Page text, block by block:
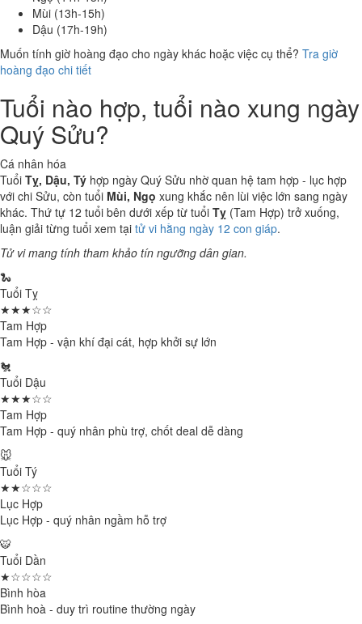
Mùi (13h-15h)
Dậu (17h-19h)
Muốn tính giờ hoàng đạo cho ngày khác hoặc việc cụ thể? Tra giờ
hoàng đạo chi tiết
Tuổi nào hợp, tuổi nào xung ngày
Quý Sửu?
Cá nhân hóa
Tuổi Tỵ, Dậu, Tý hợp ngày Quý Sửu nhờ quan hệ tam hợp - lục hợp
với chi Sửu, còn tuổi Mùi, Ngọ xung khắc nên lùi việc lớn sang ngày
khác. Thứ tự 12 tuổi bên dưới xếp từ tuổi Tỵ (Tam Hợp) trở xuống,
luận giải từng tuổi xem tại tử vi hằng ngày 12 con giáp.
Tử vi mang tính tham khảo tín ngưỡng dân gian.
🐍
Tuổi Tỵ
★★★☆☆
Tam Hợp
Tam Hợp - vận khí đại cát, hợp khởi sự lớn
🐔
Tuổi Dậu
★★★☆☆
Tam Hợp
Tam Hợp - quý nhân phù trợ, chốt deal dễ dàng
🐭
Tuổi Tý
★★☆☆☆
Lục Hợp
Lục Hợp - quý nhân ngầm hỗ trợ
🐯
Tuổi Dần
★☆☆☆☆
Bình hòa
Bình hoà - duy trì routine thường ngày